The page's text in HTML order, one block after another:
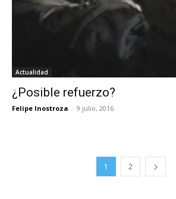
Actualidad
¿Posible refuerzo?
Felipe Inostroza - 9 julio, 2016
1 2